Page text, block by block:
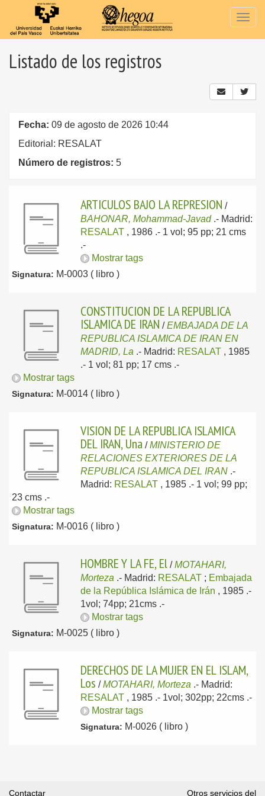
Listado de los registros
Fecha: 09 de agosto de 2026 10:44
Editorial: RESALAT
Número de registros: 5
ARTICULOS BAJO LA REPRESION /
BAHONAR, Mohammad-Javad .- Madrid:
RESALAT , 1986 .- 1 vol; 95 pp; 21 cms
.-
Mostrar tags
Signatura: M-0003 ( libro )
CONSTITUCION DE LA REPUBLICA
ISLAMICA DE IRAN /EMBAJADA DE LA
REPUBLICA ISLAMICA DE IRAN EN
MADRID, La .- Madrid: RESALAT , 1985
.- 1 vol; 81 pp; 17 cms .-
Mostrar tags
Signatura: M-0014 ( libro )
VISION DE LA REPUBLICA ISLAMICA
DEL IRAN, Una /MINISTERIO DE
RELACIONES EXTERIORES DE LA
REPUBLICA ISLAMICA DEL IRAN .-
Madrid: RESALAT , 1985 .- 1 vol; 99 pp;
23 cms .-
Mostrar tags
Signatura: M-0016 ( libro )
HOMBRE Y LA FE, El /MOTAHARI,
Morteza .- Madrid: RESALAT ; Embajada
de la República Islámica de Irán , 1985 .-
1vol; 74pp; 21cms .-
Mostrar tags
Signatura: M-0025 ( libro )
DERECHOS DE LA MUJER EN EL ISLAM,
Los /MOTAHARI, Morteza .- Madrid:
RESALAT , 1985 .- 1vol; 302pp; 22cms .-
Mostrar tags
Signatura: M-0026 ( libro )
Contactar Otros servicios del